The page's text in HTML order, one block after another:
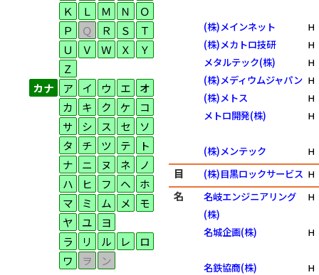
Ｋ
Ｌ Ｍ Ｎ
Ｏ
Ｐ
Ｑ Ｒ Ｓ
Ｔ
Ｕ
Ｖ Ｗ Ｘ
Ｙ
Ｚ
カナ
ア イ ウ エ
オ
カ
キ ク ケ
コ
サ
シ ス セ
ソ
タ
チ ツ テ
ト
ナ
ニ ヌ ネ
ノ
ハ
ヒ フ ヘ
ホ
マ
ミ ム メ
モ
ヤ
ユ
ヨ
ラ
リ ル レ
ロ
ワ
ヲ ン
(株)メインネット Ｈ
(株)メカトロ技研 Ｈ
メタルテック(株) Ｈ
(株)メディウムジャパン Ｈ
(株)メトス Ｈ
メトロ開発(株) Ｈ
(株)メンテック Ｈ
目 (株)目黒ロックサービス Ｈ
名
名岐エンジニアリング
(株)
Ｈ
名城企画(株) Ｈ
名鉄協商(株) Ｈ